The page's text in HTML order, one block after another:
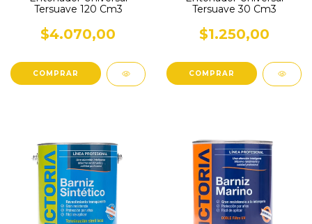
Tersuave 120 Cm3
$4.070,00
COMPRAR
Tersuave 30 Cm3
$1.250,00
COMPRAR